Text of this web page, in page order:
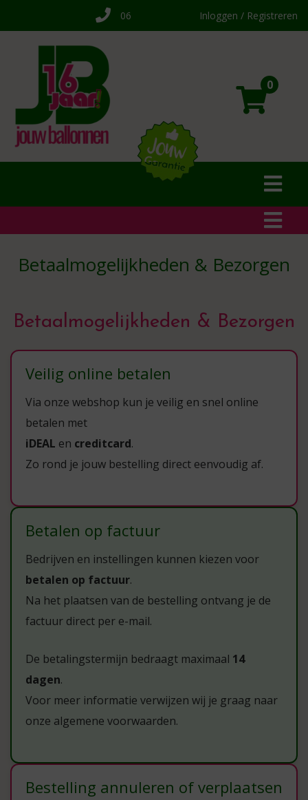
06 Inloggen / Registreren
0
Betaalmogelijkheden & Bezorgen
Betaalmogelijkheden & Bezorgen
Veilig online betalen
Via onze webshop kun je veilig en snel online
betalen met
iDEAL en creditcard.
Zo rond je jouw bestelling direct eenvoudig af.
Betalen op factuur
Bedrijven en instellingen kunnen kiezen voor
betalen op factuur.
Na het plaatsen van de bestelling ontvang je de
factuur direct per e-mail.
De betalingstermijn bedraagt maximaal 14
dagen.
Voor meer informatie verwijzen wij je graag naar
onze algemene voorwaarden.
Bestelling annuleren of verplaatsen